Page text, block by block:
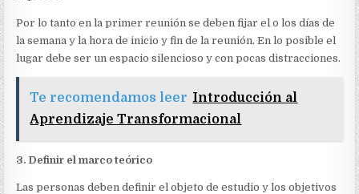
Por lo tanto en la primer reunión se deben fijar el o los días de
la semana y la hora de inicio y fin de la reunión. En lo posible el
lugar debe ser un espacio silencioso y con pocas distracciones.
Te recomendamos leer Introducción al
Aprendizaje Transformacional
3. Definir el marco teórico
Las personas deben definir el objeto de estudio y los objetivos